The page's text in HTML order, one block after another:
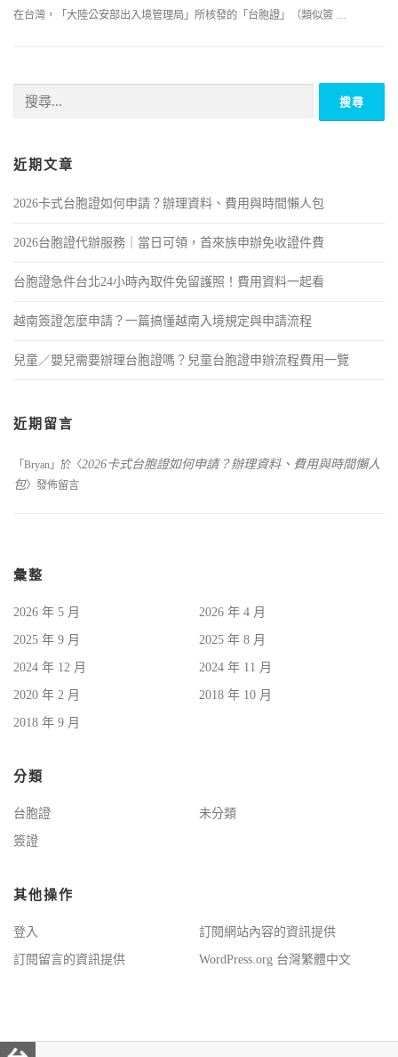
在台灣，「大陸公安部出入境管理局」所核發的「台胞證」（類似簽 …
近期文章
2026卡式台胞證如何申請？辦理資料、費用與時間懶人包
2026台胞證代辦服務｜當日可領，首來族申辦免收證件費
台胞證急件台北24小時內取件免留護照！費用資料一起看
越南簽證怎麼申請？一篇搞懂越南入境規定與申請流程
兒童／嬰兒需要辦理台胞證嗎？兒童台胞證申辦流程費用一覽
近期留言
「 Bryan 」於〈2026卡式台胞證如何申請？辦理資料、費用與時間懶人
包〉發佈留言
彙整
2026 年 5 月 2026 年 4 月
2025 年 9 月 2025 年 8 月
2024 年 12 月 2024 年 11 月
2020 年 2 月 2018 年 10 月
2018 年 9 月
分類
台胞證 未分類
簽證
其他操作
登入 訂閱網站內容的資訊提供
訂閱留言的資訊提供 WordPress.org 台灣繁體中文